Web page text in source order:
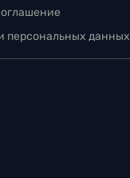
персональных данных